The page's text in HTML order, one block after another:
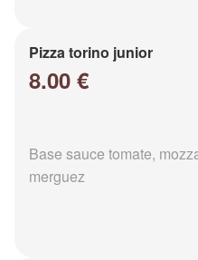
Pizza torino junior
8.00 €
Base sauce tomate,
merguez